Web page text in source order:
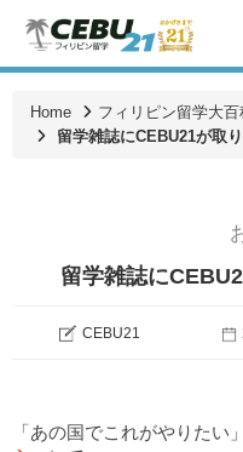
Home フィリピン留学大百
留学雑誌にCEBU21が取
留学雑誌に
CEBU21
「あの国でこれがやりた